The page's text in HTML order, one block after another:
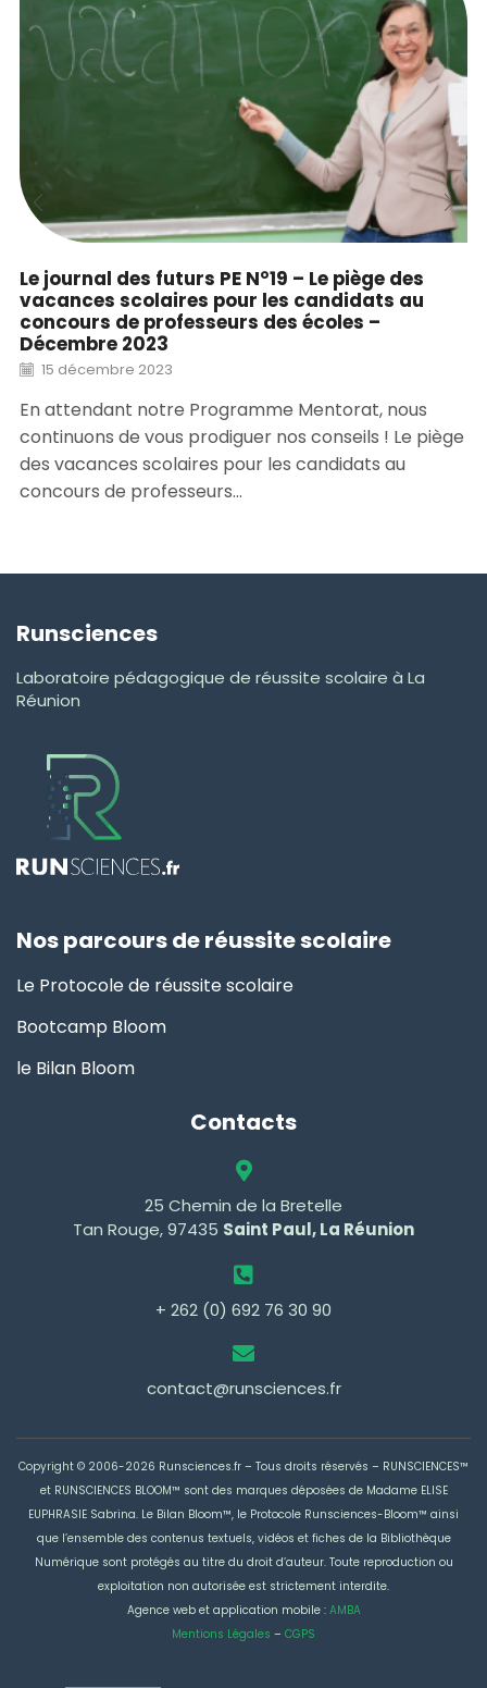
Le journal des futurs PE N°19 – Le piège des
vacances scolaires pour les candidats au
concours de professeurs des écoles –
Décembre 2023
15 décembre 2023
En attendant notre Programme Mentorat, nous
continuons de vous prodiguer nos conseils ! Le piège
des vacances scolaires pour les candidats au
concours de professeurs...
Runsciences
Laboratoire pédagogique de réussite scolaire à La
Réunion
Nos parcours de réussite scolaire
Le Protocole de réussite scolaire
Bootcamp Bloom
le Bilan Bloom
Contacts
25 Chemin de la Bretelle
Tan Rouge, 97435 Saint Paul, La Réunion
+ 262 (0) 692 76 30 90
contact@runsciences.fr
Copyright © 2006-2026 Runsciences.fr – Tous droits réservés – RUNSCIENCES™
et RUNSCIENCES BLOOM™ sont des marques déposées de Madame ELISE
EUPHRASIE Sabrina. Le Bilan Bloom™, le Protocole Runsciences-Bloom™ ainsi
que l’ensemble des contenus textuels, vidéos et fiches de la Bibliothèque
Numérique sont protégés au titre du droit d’auteur. Toute reproduction ou
exploitation non autorisée est strictement interdite.
Agence web et application mobile : AMBA
Mentions Légales – CGPS